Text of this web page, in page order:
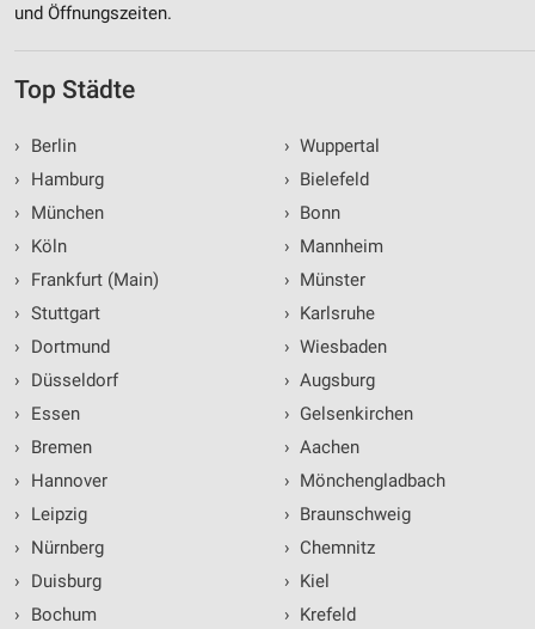
und Öffnungszeiten.
Top Städte
›
Berlin
›
Hamburg
›
München
›
Köln
›
Frankfurt (Main)
› Stuttgart
›
Dortmund
›
Düsseldorf
›
Essen
›
Bremen
›
Hannover
›
Leipzig
›
Nürnberg
›
Duisburg
›
Bochum
› Wuppertal
› Bielefeld
› Bonn
› Mannheim
› Münster
› Karlsruhe
› Wiesbaden
› Augsburg
› Gelsenkirchen
› Aachen
› Mönchengladbach
› Braunschweig
› Chemnitz
› Kiel
› Krefeld